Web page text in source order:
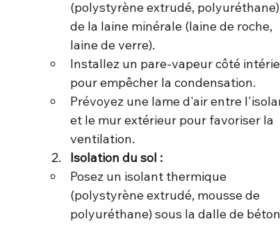
(polystyrène extrudé,
de la laine minérale (laine de roche,
laine de verre).
Installez un pare-vapeur côté
pour empêcher la condensation.
Prévoyez une lame d'air entre
et le mur extérieur pour favoriser la
ventilation.
Isolation du sol :
Posez un isolant thermique
(polystyrène extrudé, mousse de
polyuréthane) sous la dalle de